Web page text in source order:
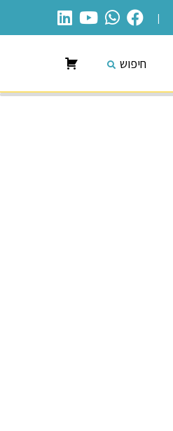
|
חיפוש